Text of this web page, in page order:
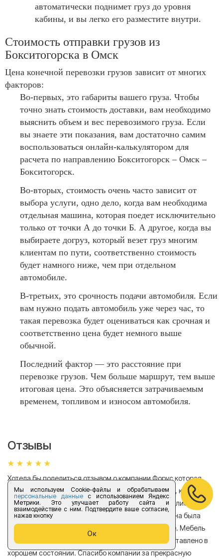
Мы используем Cookie-файлы и обрабатываем
персональные данныес использованием Яндекс
Метрики. Это улучшает работу сайта и
взаимодействие с ним. Подтвердите ваше согласие,
нажав кнопку
Ок
автоматически поднимет груз до уровня
кабины, и вы легко его разместите внутри.
Стоимость отправки грузов из
Бокситогорска в Омск
Цена конечной перевозки грузов зависит от многих
факторов:
Во-первых, это габариты вашего груза. Чтобы
точно знать стоимость доставки, вам необходимо
выяснить объем и вес перевозимого груза. Если
вы знаете эти показания, вам достаточно самим
воспользоваться онлайн-калькулятором для
расчета по направлению Бокситогорск – Омск –
Бокситогорск.
Во-вторых, стоимость очень часто зависит от
выбора услуги, одно дело, когда вам необходима
отдельная машина, которая поедет исключительно
только от точки А до точки Б. А другое, когда вы
выбираете догруз, который везет груз многим
клиентам по пути, соответственно стоимость
будет намного ниже, чем при отдельном
автомобиле.
В-третьих, это срочность подачи автомобиля. Если
вам нужно подать автомобиль уже через час, то
такая перевозка будет оцениваться как срочная и
соответственно цена будет немного выше
обычной.
Последний фактор — это расстояние при
перевозке грузов. Чем больше маршрут, тем выше
итоговая цена. Это объясняется затрачиваемым
временем, топливом и износом автомобиля.
Отзывы
Хотела бы поделиться отзывом о компании Форус которая
находится в Санкт-Петербурге. Обращалась в нее, когда
нужно было перевезти мебель из квартиры. Отнеслись
очень ответственно к поставленной задаче, машина была
подана быстро, цены оказались весьма доступные. Мебель
была перевезена аккуратно, в общем все было доставлено в
хорошем состоянии. Спасибо компании за прекрасную